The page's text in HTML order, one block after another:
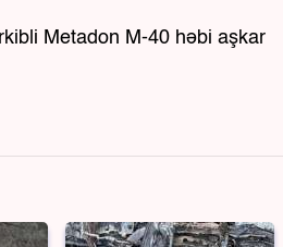
Metadon M-40 həbi aşkar